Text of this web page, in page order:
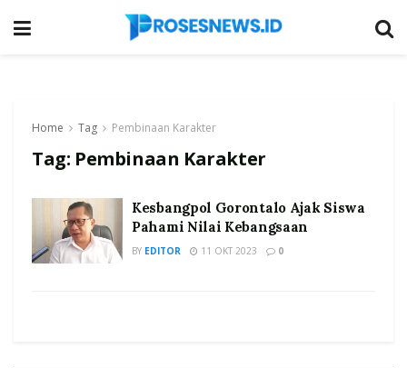
Home Tag Pembinaan Karakter
Tag: Pembinaan Karakter
Kesbangpol Gorontalo Ajak Siswa
Pahami Nilai Kebangsaan
BY EDITOR 11 OKT 2023 0